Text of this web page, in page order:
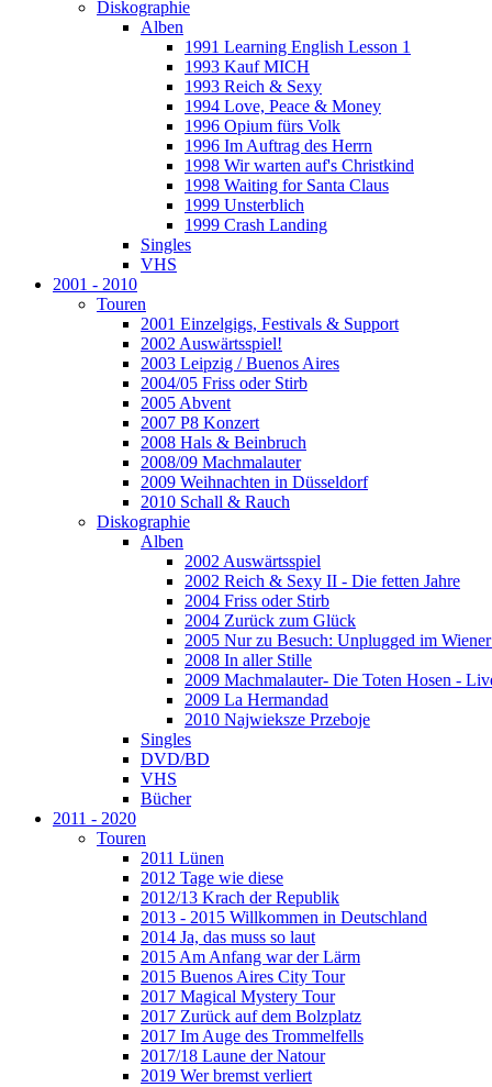
Diskographie
Alben
1991 Learning English Lesson 1
1993 Kauf MICH
1993 Reich & Sexy
1994 Love, Peace & Money
1996 Opium fürs Volk
1996 Im Auftrag des Herrn
1998 Wir warten auf's Christkind
1998 Waiting for Santa Claus
1999 Unsterblich
1999 Crash Landing
Singles
VHS
2001 - 2010
Touren
2001 Einzelgigs, Festivals & Support
2002 Auswärtsspiel!
2003 Leipzig / Buenos Aires
2004/05 Friss oder Stirb
2005 Abvent
2007 P8 Konzert
2008 Hals & Beinbruch
2008/09 Machmalauter
2009 Weihnachten in Düsseldorf
2010 Schall & Rauch
Diskographie
Alben
2002 Auswärtsspiel
2002 Reich & Sexy II - Die fetten Jahre
2004 Friss oder Stirb
2004 Zurück zum Glück
2005 Nur zu Besuch: Unplugged im
2008 In aller Stille
2009 Machmalauter- Die Toten Hosen -
2009 La Hermandad
2010 Najwieksze Przeboje
Singles
DVD/BD
VHS
Bücher
2011 - 2020
Touren
2011 Lünen
2012 Tage wie diese
2012/13 Krach der Republik
2013 - 2015 Willkommen in Deutschland
2014 Ja, das muss so laut
2015 Am Anfang war der Lärm
2015 Buenos Aires City Tour
2017 Magical Mystery Tour
2017 Zurück auf dem Bolzplatz
2017 Im Auge des Trommelfells
2017/18 Laune der Natour
2019 Wer bremst verliert